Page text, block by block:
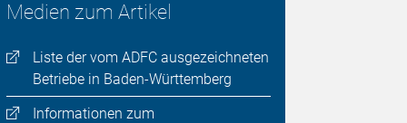
Medien zum Artikel
Liste der vom ADFC ausgezeichneten
Betriebe in Baden-Württemberg
Informationen zum